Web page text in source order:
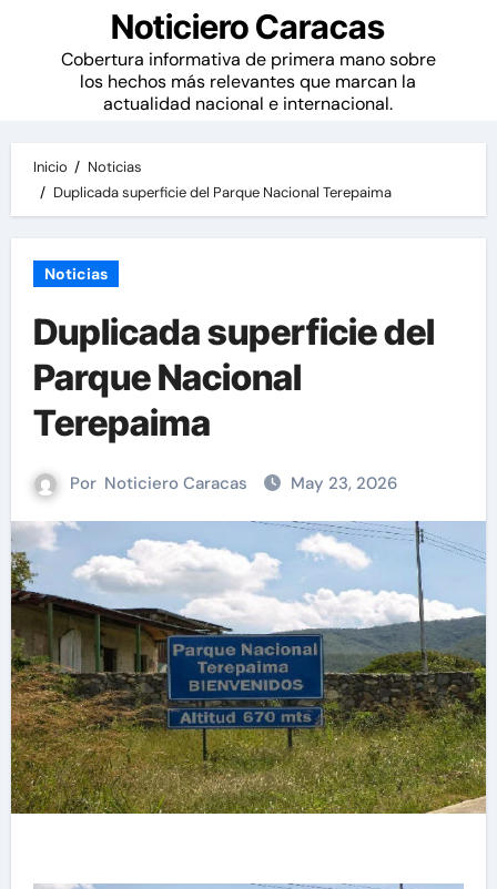
Noticiero Caracas
Cobertura informativa de primera mano sobre
los hechos más relevantes que marcan la
actualidad nacional e internacional.
Inicio
Noticias
Duplicada superficie del Parque Nacional Terepaima
Noticias
Duplicada superficie del
Parque Nacional
Terepaima
Por Noticiero Caracas May 23, 2026